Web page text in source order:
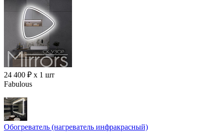
24 400 ₽ x 1 шт
Fabulous
Обогреватель (нагреватель инфракрасный)